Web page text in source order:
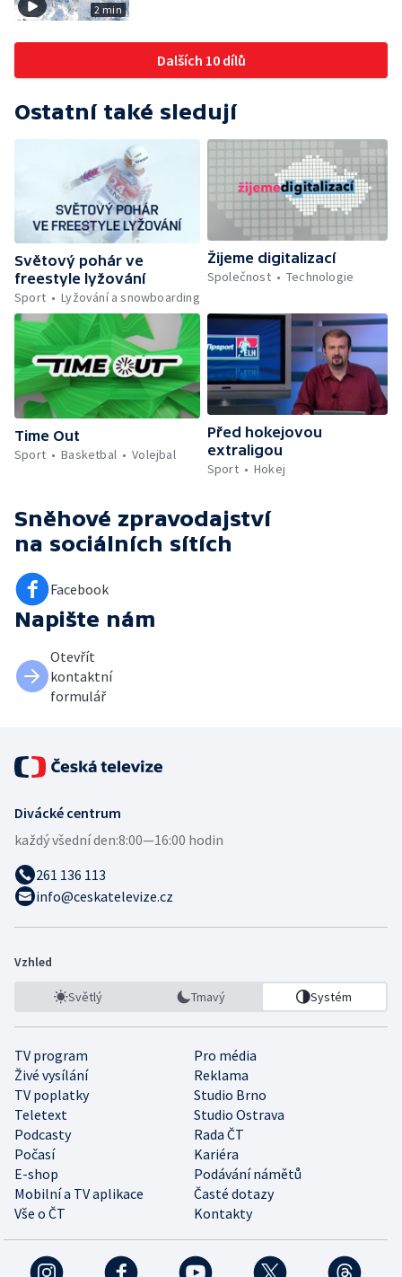
2 min
Dalších 10 dílů
Ostatní také sledují
Světový pohár ve
freestyle lyžování
Sport
Lyžování a snowboarding
Žijeme digitalizací
Společnost
Technologie
Time Out
Sport
Basketbal Volejbal
Před hokejovou
extraligou
Sport
Hokej
Sněhové zpravodajství
na sociálních sítích
Facebook
Napište nám
Otevřít
kontaktní
formulář
Divácké centrum
každý všední den:8:00—16:00 hodin
261 136 113
info@ceskatelevize.cz
Vzhled
Světlý Tmavý Systém
TV program
Pro média
Živé vysílání
Reklama
TV poplatky
Studio Brno
Teletext
Studio Ostrava
Podcasty
Rada ČT
Počasí
Kariéra
E-shop
Podávání námětů
Mobilní a TV aplikace
Časté dotazy
Vše o ČT
Kontakty